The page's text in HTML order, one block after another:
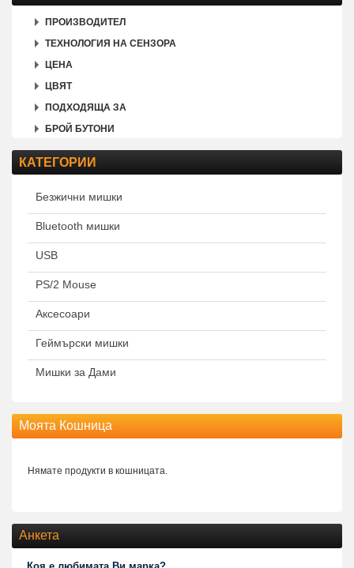
ПРОИЗВОДИТЕЛ
ТЕХНОЛОГИЯ НА СЕНЗОРА
ЦЕНА
ЦВЯТ
ПОДХОДЯЩА ЗА
БРОЙ БУТОНИ
КАТЕГОРИИ
Безжични мишки
Bluetooth мишки
USB
PS/2 Mouse
Аксесоари
Геймърски мишки
Мишки за Дами
Моята Кошница
Нямате продукти в кошницата.
Анкета